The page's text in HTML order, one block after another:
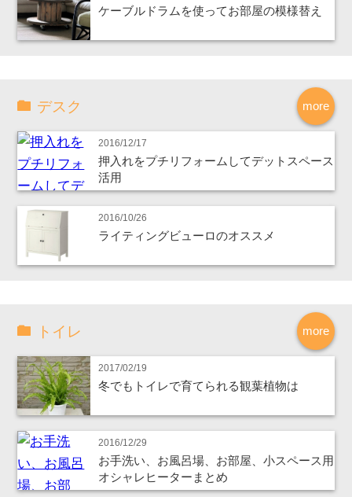
ケーブルドラムを使ってお部屋の模様替え
more
デスク
2016/12/17
押入れをプチリフォームしてデットスペース
活用
2016/10/26
ライティングビューロのオススメ
more
トイレ
2017/02/19
冬でもトイレで育てられる観葉植物は
2016/12/29
お手洗い、お風呂場、お部屋、小スペース用
オシャレヒーターまとめ